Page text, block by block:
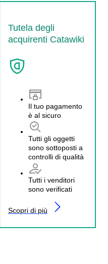
Tutela degli
acquirenti Catawiki
Il tuo pagamento
è al sicuro
Tutti gli oggetti
sono sottoposti a
controlli di qualità
Tutti i venditori
sono verificati
Scopri di più